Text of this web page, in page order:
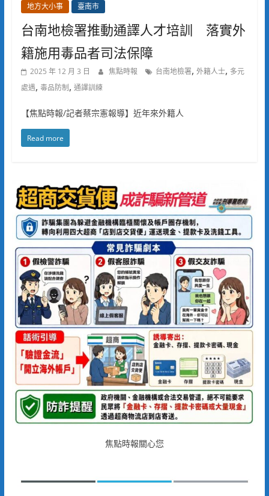
地方大小事 臺南市
台南地檢署推動通譯人才培訓 落實外
籍施用毒品者司法保障
2025 年 12 月 3 日 焦點時報 台南地檢署, 外籍人士, 多元
處遇, 毒品防制 , 通譯訓練
【焦點時報/記者蔡宗憲報導】近年來外籍人
Read more
焦點時報關心您